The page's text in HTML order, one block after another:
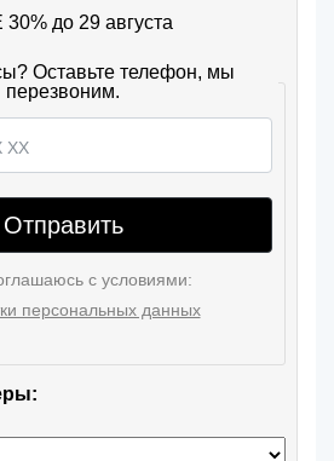
30% до 29 августа
Оставьте телефон, мы
перезвоним.
Отправить
с условиями:
персональных данных